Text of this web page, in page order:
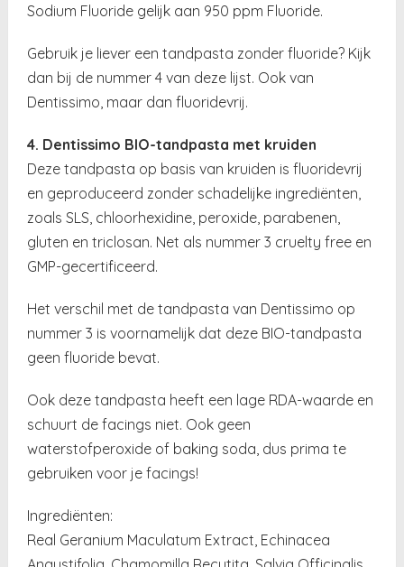
Sodium Fluoride gelijk aan 950 ppm Fluoride.
Gebruik je liever een tandpasta zonder fluoride? Kijk
dan bij de nummer 4 van deze lijst. Ook van
Dentissimo, maar dan fluoridevrij.
4. Dentissimo BIO-tandpasta met kruiden
Deze tandpasta op basis van kruiden is fluoridevrij
en geproduceerd zonder schadelijke ingrediënten,
zoals SLS, chloorhexidine, peroxide, parabenen,
gluten en triclosan. Net als nummer 3 cruelty free en
GMP-gecertificeerd.
Het verschil met de tandpasta van Dentissimo op
nummer 3 is voornamelijk dat deze BIO-tandpasta
geen fluoride bevat.
Ook deze tandpasta heeft een lage RDA-waarde en
schuurt de facings niet. Ook geen
waterstofperoxide of baking soda, dus prima te
gebruiken voor je facings!
Ingrediënten:
Real Geranium Maculatum Extract, Echinacea